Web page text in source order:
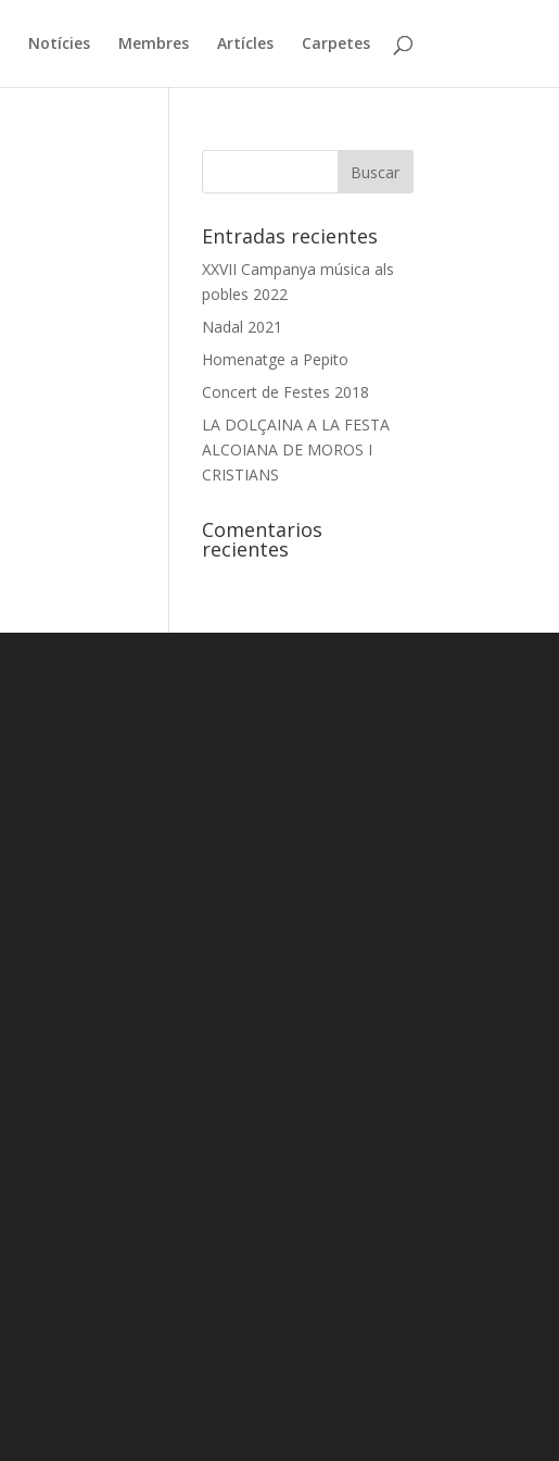
Notícies Membres Artícles Carpetes
Entradas recientes
XXVII Campanya música als
pobles 2022
Nadal 2021
Homenatge a Pepito
Concert de Festes 2018
LA DOLÇAINA A LA FESTA
ALCOIANA DE MOROS I
CRISTIANS
Comentarios
recientes